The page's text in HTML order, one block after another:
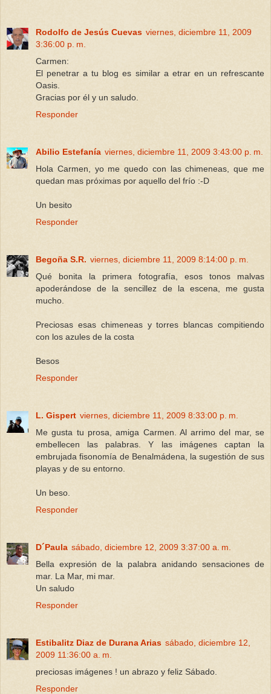
Rodolfo de Jesús Cuevas viernes, diciembre 11, 2009
3:36:00 p. m.
Carmen:
El penetrar a tu blog es similar a etrar en un refrescante
Oasis.
Gracias por él y un saludo.
Responder
Abilio Estefanía viernes, diciembre 11, 2009 3:43:00 p. m.
Hola Carmen, yo me quedo con las chimeneas, que me
quedan mas próximas por aquello del frío :-D
Un besito
Responder
Begoña S.R. viernes, diciembre 11, 2009 8:14:00 p. m.
Qué bonita la primera fotografía, esos tonos malvas
apoderándose de la sencillez de la escena, me gusta
mucho.
Preciosas esas chimeneas y torres blancas compitiendo
con los azules de la costa
Besos
Responder
L. Gispert viernes, diciembre 11, 2009 8:33:00 p. m.
Me gusta tu prosa, amiga Carmen. Al arrimo del mar, se
embellecen las palabras. Y las imágenes captan la
embrujada fisonomía de Benalmádena, la sugestión de sus
playas y de su entorno.
Un beso.
Responder
D´Paula sábado, diciembre 12, 2009 3:37:00 a. m.
Bella expresión de la palabra anidando sensaciones de
mar. La Mar, mi mar.
Un saludo
Responder
Estibalitz Diaz de Durana Arias sábado, diciembre 12,
2009 11:36:00 a. m.
preciosas imágenes ! un abrazo y feliz Sábado.
Responder